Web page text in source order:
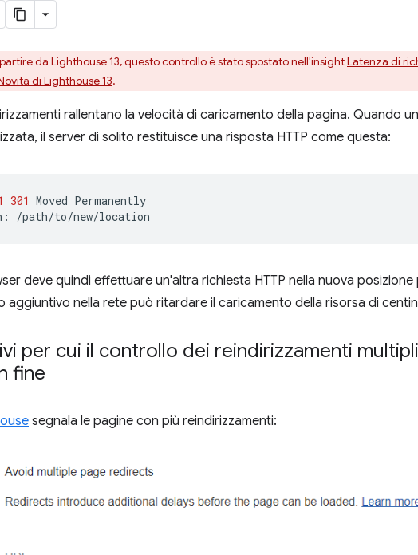
da Lighthouse 13, questo controllo è stato spostato nell'insightLatenza di
di Lighthouse 13.
rallentano la velocità di caricamento della pagina. Quando
il server di solito restituisce una risposta HTTP come questa:
301 Moved Permanently
: /path/to/new/location
deve quindi effettuare un'altra richiesta HTTP nella nuova
aggiuntivo nella rete può ritardare il caricamento della risorsa di
per cui il controllo dei reindirizzamenti
fine
segnala le pagine con più reindirizzamenti: